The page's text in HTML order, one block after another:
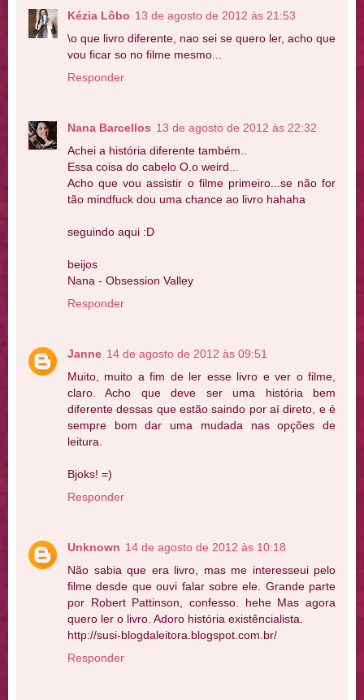
Kézia Lôbo 13 de agosto de 2012 às 21:53
\o que livro diferente, nao sei se quero ler, acho que
vou ficar so no filme mesmo...
Responder
Nana Barcellos 13 de agosto de 2012 às 22:32
Achei a história diferente também..
Essa coisa do cabelo O.o weird...
Acho que vou assistir o filme primeiro...se não for
tão mindfuck dou uma chance ao livro hahaha
seguindo aqui :D
beijos
Nana - Obsession Valley
Responder
Janne 14 de agosto de 2012 às 09:51
Muito, muito a fim de ler esse livro e ver o filme,
claro. Acho que deve ser uma história bem
diferente dessas que estão saindo por aí direto, e é
sempre bom dar uma mudada nas opções de
leitura.
Bjoks! =)
Responder
Unknown 14 de agosto de 2012 às 10:18
Não sabia que era livro, mas me interesseui pelo
filme desde que ouvi falar sobre ele. Grande parte
por Robert Pattinson, confesso. hehe Mas agora
quero ler o livro. Adoro história existêncialista.
http://susi-blogdaleitora.blogspot.com.br/
Responder